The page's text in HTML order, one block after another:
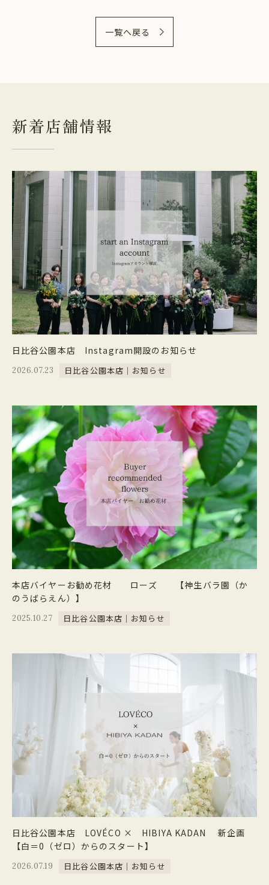
一覧へ戻る
新着店舗情報
日比谷公園本店 Instagram開設のお知らせ
2026.07.23 日比谷公園本店｜お知らせ
本店バイヤーお勧め花材 ローズ 【神生バラ園（か
のうばらえん）】
2025.10.27 日比谷公園本店｜お知らせ
日比谷公園本店 LOVÉCO × HIBIYA KADAN 新企画
【白＝0（ゼロ）からのスタート】
2026.07.19 日比谷公園本店｜お知らせ